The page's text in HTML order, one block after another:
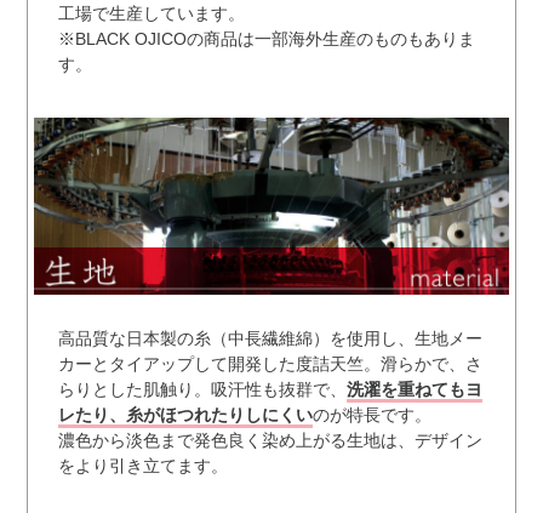
工場で生産しています。
※BLACK OJICOの商品は一部海外生産のものもありま
す。
高品質な日本製の糸（中長繊維綿）を使用し、生地メー
カーとタイアップして開発した度詰天竺。滑らかで、さ
らりとした肌触り。吸汗性も抜群で、 洗濯を重ねてもヨ
レたり、糸がほつれたりしにくいのが特長です。
濃色から淡色まで発色良く染め上がる生地は、デザイン
をより引き立てます。